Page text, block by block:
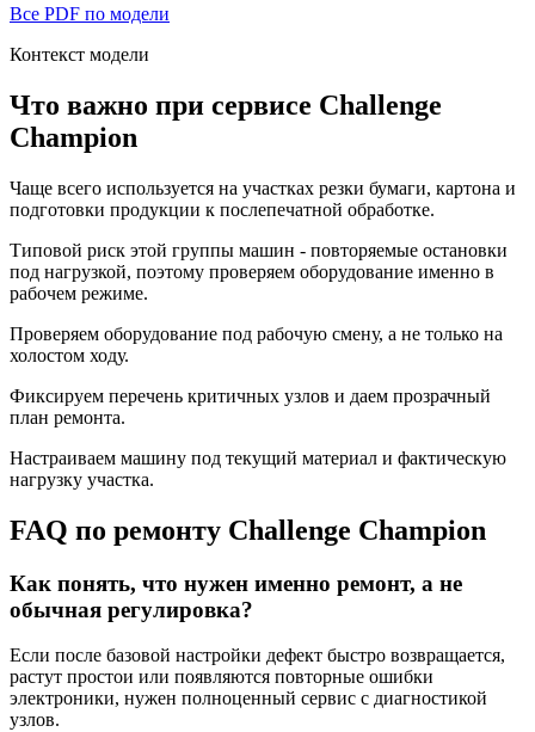
Все PDF по модели
Контекст модели
Что важно при сервисе Challenge
Champion
Чаще всего используется на участках резки бумаги, картона и
подготовки продукции к послепечатной обработке.
Типовой риск этой группы машин - повторяемые остановки
под нагрузкой, поэтому проверяем оборудование именно в
рабочем режиме.
Проверяем оборудование под рабочую смену, а не только на
холостом ходу.
Фиксируем перечень критичных узлов и даем прозрачный
план ремонта.
Настраиваем машину под текущий материал и фактическую
нагрузку участка.
FAQ по ремонту Challenge Champion
Как понять, что нужен именно ремонт, а не
обычная регулировка?
Если после базовой настройки дефект быстро возвращается,
растут простои или появляются повторные ошибки
электроники, нужен полноценный сервис с диагностикой
узлов.